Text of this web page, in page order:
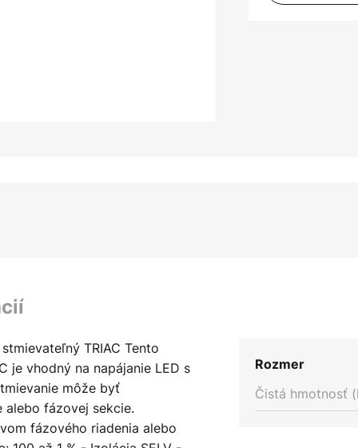
TRIAC Tento
je vhodný na napájanie LED s
môže byť
fázovej sekcie.
fázového riadenia alebo
Rozmer
Čistá hmotnosť